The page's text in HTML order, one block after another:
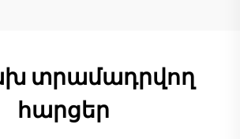
տրամադրվող
հարցեր